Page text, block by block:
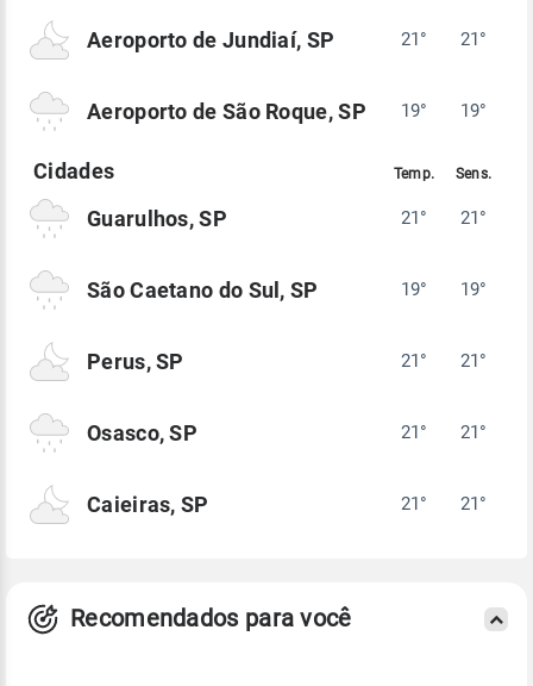
Aeroporto de Jundiaí, SP 21° 21°
Aeroporto de São Roque, SP 19° 19°
Guarulhos, SP 21° 21°
São Caetano do Sul, SP 19° 19°
Perus, SP 21° 21°
Osasco, SP 21° 21°
Caieiras, SP 21° 21°
Recomendados para você